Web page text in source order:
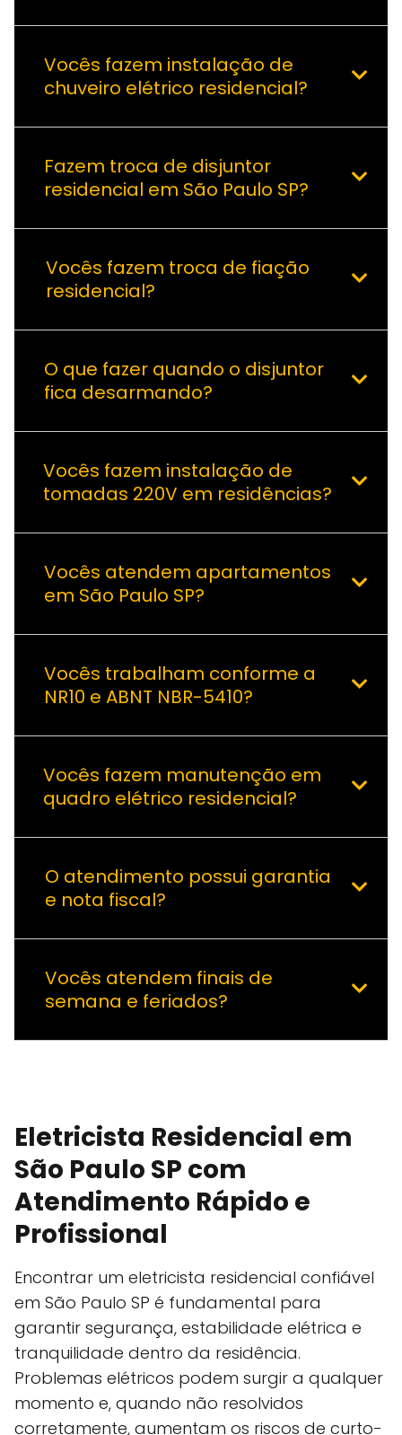
Vocês fazem instalação de
chuveiro elétrico residencial?
Fazem troca de disjuntor
residencial em São Paulo SP?
Vocês fazem troca de fiação
residencial?
O que fazer quando o disjuntor
fica desarmando?
Vocês fazem instalação de
tomadas 220V em residências?
Vocês atendem apartamentos
em São Paulo SP?
Vocês trabalham conforme a
NR10 e ABNT NBR-5410?
Vocês fazem manutenção em
quadro elétrico residencial?
O atendimento possui garantia
e nota fiscal?
Vocês atendem finais de
semana e feriados?
Eletricista Residencial em
São Paulo SP com
Atendimento Rápido e
Profissional
Encontrar um eletricista residencial confiável
em São Paulo SP é fundamental para
garantir segurança, estabilidade elétrica e
tranquilidade dentro da residência.
Problemas elétricos podem surgir a qualquer
momento e, quando não resolvidos
corretamente, aumentam os riscos de curto-